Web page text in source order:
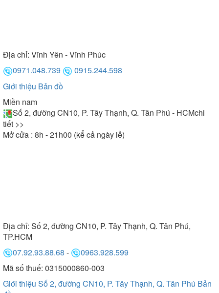
Địa chỉ: Vĩnh Yên - Vĩnh Phúc
0971.048.739
0915.244.598
Giới thiệu Bản đồ
Miền nam
Số 2, đường CN10, P. Tây Thạnh, Q. Tân Phú - HCMchi
tiết >>
Mở cửa : 8h - 21h00 (kể cả ngày lễ)
Địa chỉ: Số 2, đường CN10, P. Tây Thạnh, Q. Tân Phú,
TP.HCM
07.92.93.88.68 -
0963.928.599
Mã số thuế: 0315000860-003
Giới thiệu Số 2, đường CN10, P. Tây Thạnh, Q. Tân Phú Bản